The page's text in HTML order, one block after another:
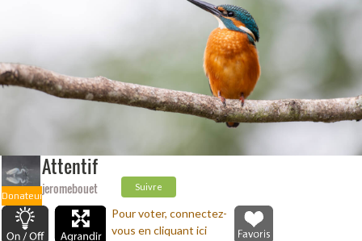
Donateur
Attentif
jeromebouet Suivre
Pour voter, connectez-
vous en cliquant ici